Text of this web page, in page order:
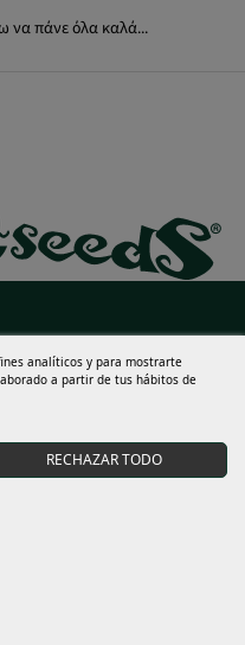
analíticos y para mostrarte
a partir de tus hábitos de
RECHAZAR TODO